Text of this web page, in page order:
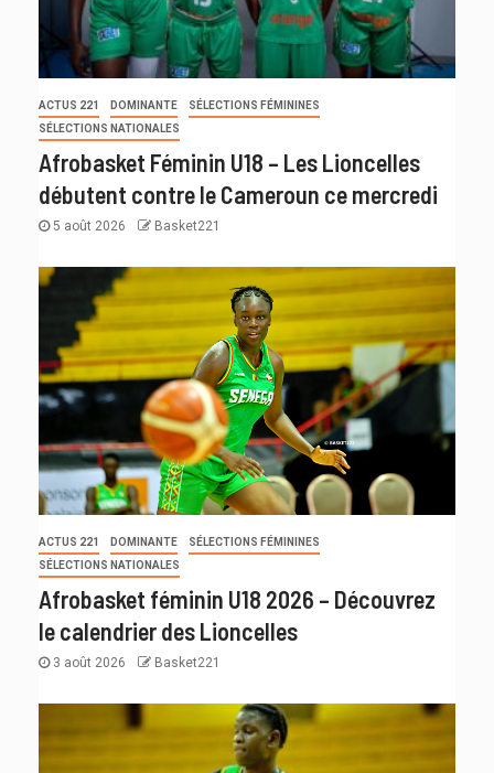
ACTUS 221 DOMINANTE
SÉLECTIONS FÉMININES
SÉLECTIONS NATIONALES
Afrobasket Féminin U18 – Les Lioncelles
débutent contre le Cameroun ce mercredi
5 août 2026 Basket221
ACTUS 221 DOMINANTE
SÉLECTIONS FÉMININES
SÉLECTIONS NATIONALES
Afrobasket féminin U18 2026 – Découvrez
le calendrier des Lioncelles
3 août 2026 Basket221